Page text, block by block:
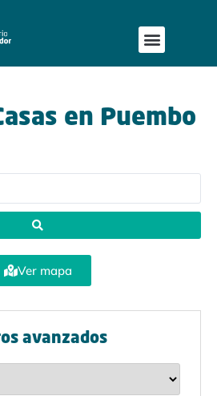
en Puembo
Ver mapa
avanzados